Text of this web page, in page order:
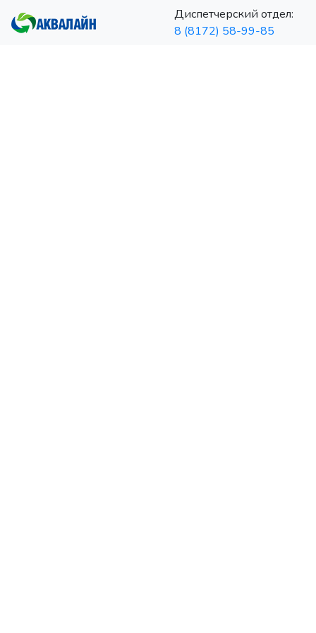
Диспетчерский отдел:
8 (8172) 58-99-85